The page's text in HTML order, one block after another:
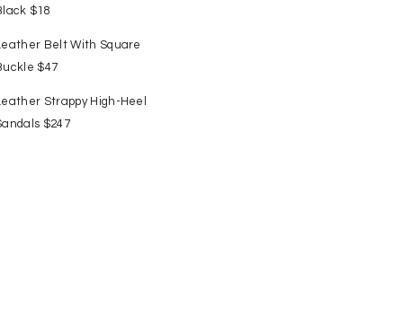
$18
Belt With Square
$47
Strappy High-Heel
$247